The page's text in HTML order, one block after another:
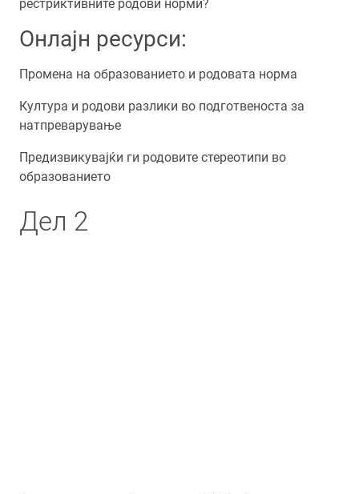
рестриктивните родови норми?
Онлајн ресурси:
Промена на образованието и родовата норма
Култура и родови разлики во подготвеноста за
натпреварување
Предизвикувајќи ги родовите стереотипи во
образованието
Дел 2